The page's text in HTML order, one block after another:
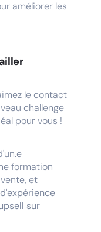
améliorer les
le contact
challenge
pour vous !
formation
et
sur